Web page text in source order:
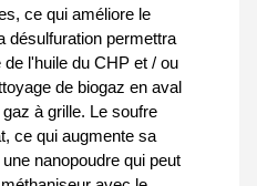
ce qui améliore le
désulfuration permettra
l'huile du CHP et / ou
de biogaz en aval
à grille. Le soufre
ce qui augmente sa
nanopoudre qui peut